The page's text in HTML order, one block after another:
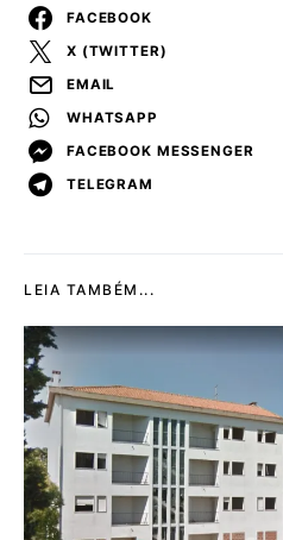
FACEBOOK
X (TWITTER)
EMAIL
WHATSAPP
FACEBOOK MESSENGER
TELEGRAM
LEIA TAMBÉM...